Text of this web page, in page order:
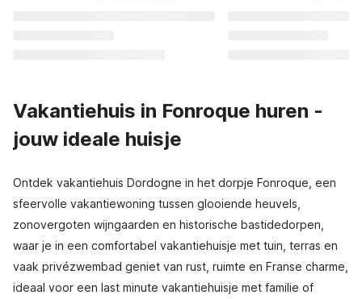
Vakantiehuis in Fonroque huren -
jouw ideale huisje
Ontdek vakantiehuis Dordogne in het dorpje Fonroque, een
sfeervolle vakantiewoning tussen glooiende heuvels,
zonovergoten wijngaarden en historische bastidedorpen,
waar je in een comfortabel vakantiehuisje met tuin, terras en
vaak privézwembad geniet van rust, ruimte en Franse charme,
ideaal voor een last minute vakantiehuisje met familie of